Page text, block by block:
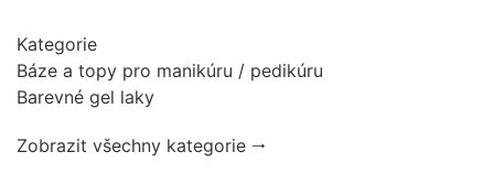
Kategorie
Báze a topy pro manikúru / pedikúru
Barevné gel laky
Zobrazit všechny kategorie 🠂